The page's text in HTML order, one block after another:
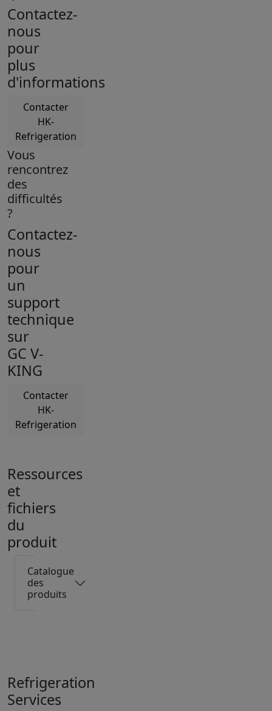
Contactez-
nous
pour
plus
d'informations
Contacter
HK-
Refrigeration
Vous
rencontrez
des
difficultés
?
Contactez-
nous
pour
un
support
technique
sur
GC V-
KING
Contacter
HK-
Refrigeration
Ressources
et
fichiers
du
produit
Catalogue
des
produits
Refrigeration
Services